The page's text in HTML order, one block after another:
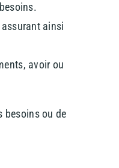
ainsi
avoir ou
besoins ou de